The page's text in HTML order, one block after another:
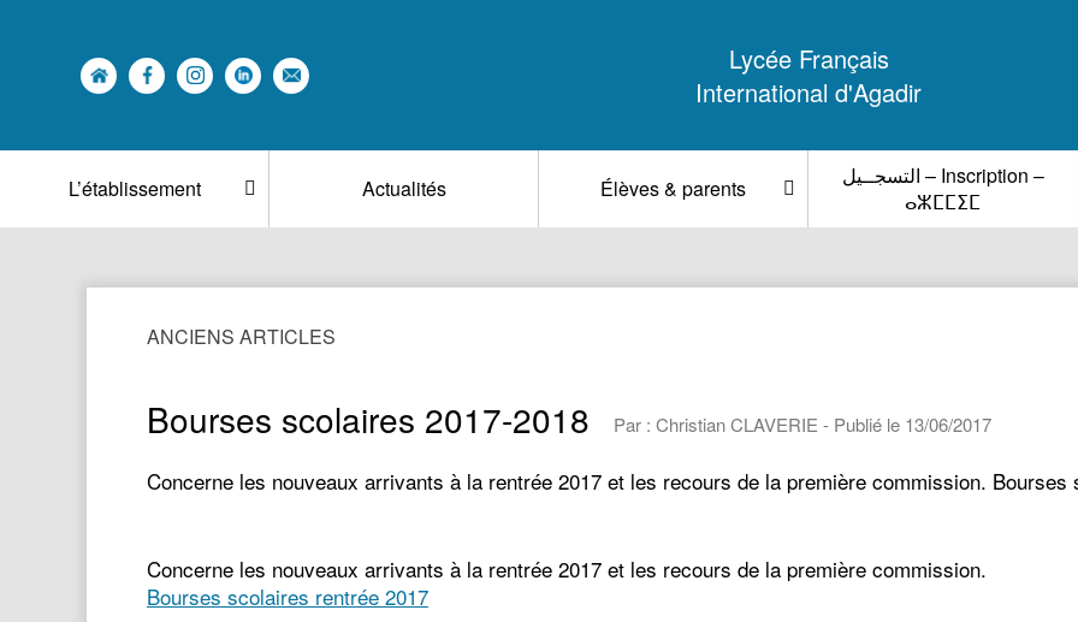
Lycée Français
International d'Agadir
L’établissement Actualités Élèves & parents
التسجــيل – Inscription –
ⴰⵣⵎⵎⵉⵎ
ANCIENS ARTICLES
Bourses scolaires 2017-2018 Par : Christian CLAVERIE - Publié le 13/06/2017
Concerne les nouveaux arrivants à la rentrée 2017 et les recours de la première commission. Bourses
Concerne les nouveaux arrivants à la rentrée 2017 et les recours de la première commission.
Bourses scolaires rentrée 2017